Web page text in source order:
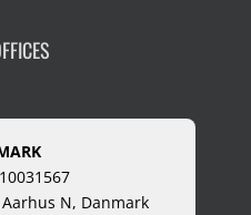
N, Danmark